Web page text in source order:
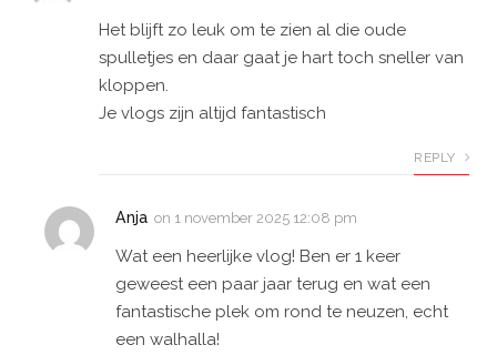
Het blijft zo leuk om te zien al die oude
spulletjes en daar gaat je hart toch sneller van
kloppen.
Je vlogs zijn altijd fantastisch
REPLY
Anja on 1 november 2025 12:08 pm
Wat een heerlijke vlog! Ben er 1 keer
geweest een paar jaar terug en wat een
fantastische plek om rond te neuzen, echt
een walhalla!